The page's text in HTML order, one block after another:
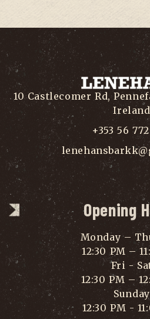
10 Castlecomer Rd,
Ireland
+353 56 772
Opening
Monday –
12:30 PM –
Fri -
12:30 PM –
Sunday
12:30 PM -